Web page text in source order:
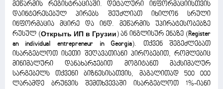
მეწარმის რეგისტრაციაში. დეტალური ინფორმაციისთვის
დაინტერესებულ პირებს შეუძლიათ იხილონ სრული
ინფორმაცია მცირე და ინდ. მეწარმის უპირატესობებზე
რუსულ (Открыть ИП в Грузии ) ან ინგლისურ ენაზე (Register
an individual entrepreneur in Georgia). თქვენ შეგეძლებათ
ისარგებლოთ ისეთი შეღავათიანი პირობებით, რომლებიც
მინიმალური დანახარჯებით მოგიტანთ მაქსიმალურ
სარგებელს თქვენი ბიზნესისათვის, მაგალითად 500 000
ლარამდე ბრუნვის შემთხვევაში ისარგებლოთ 1%-იანი